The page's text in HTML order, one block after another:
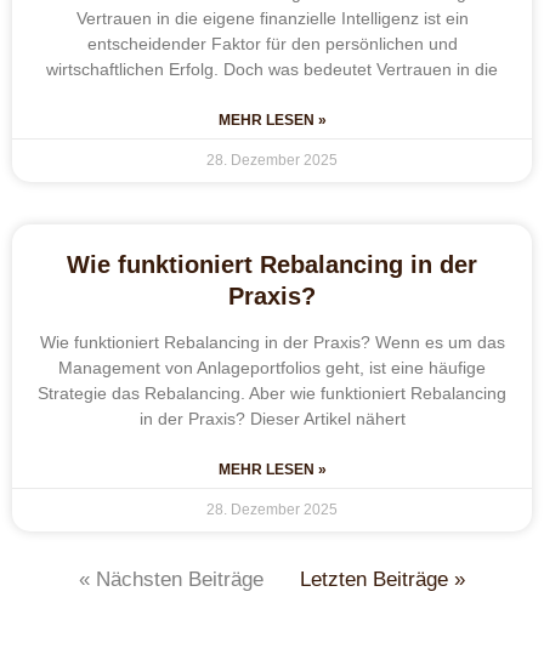
Vertrauen in die eigene finanzielle Intelligenz ist ein
entscheidender Faktor für den persönlichen und
wirtschaftlichen Erfolg. Doch was bedeutet Vertrauen in die
MEHR LESEN »
28. Dezember 2025
Wie funktioniert Rebalancing in der
Praxis?
Wie funktioniert Rebalancing in der Praxis? Wenn es um das
Management von Anlageportfolios geht, ist eine häufige
Strategie das Rebalancing. Aber wie funktioniert Rebalancing
in der Praxis? Dieser Artikel nähert
MEHR LESEN »
28. Dezember 2025
« Nächsten Beiträge Letzten Beiträge »